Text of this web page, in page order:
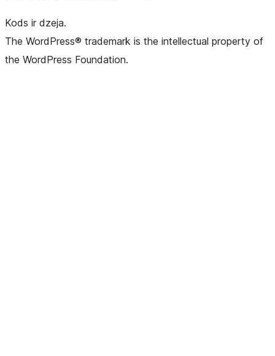
Kods ir dzeja.
The WordPress® trademark is the intellectual property of
the WordPress Foundation.